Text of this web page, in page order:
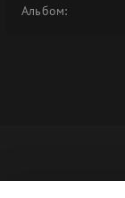
Альбом: